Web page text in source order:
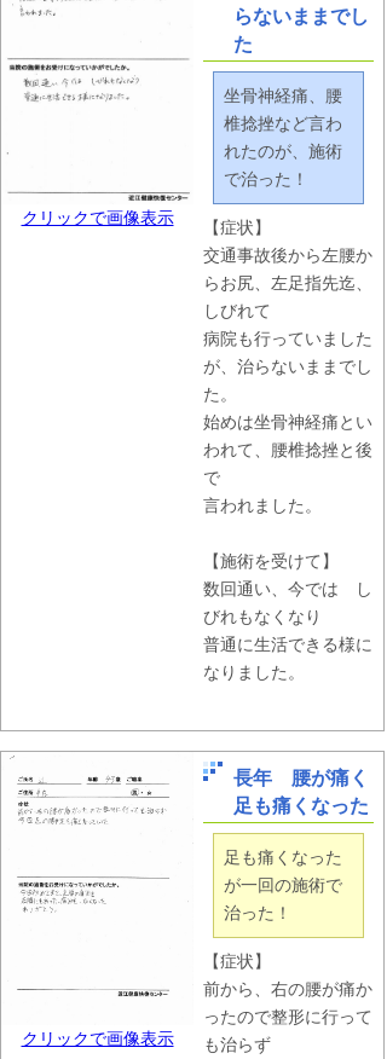
クリックで画像表示
らないままでし
た
坐骨神経痛、腰
椎捻挫など言わ
れたのが、施術
で治った！
【症状】
交通事故後から左腰か
らお尻、左足指先迄、
しびれて
病院も行っていました
が、治らないままでし
た。
始めは坐骨神経痛とい
われて、腰椎捻挫と後
で
言われました。
【施術を受けて】
数回通い、今では し
びれもなくなり
普通に生活できる様に
なりました。
クリックで画像表示
長年 腰が痛く
足も痛くなった
足も痛くなった
が一回の施術で
治った！
【症状】
前から、右の腰が痛か
ったので整形に行って
も治らず